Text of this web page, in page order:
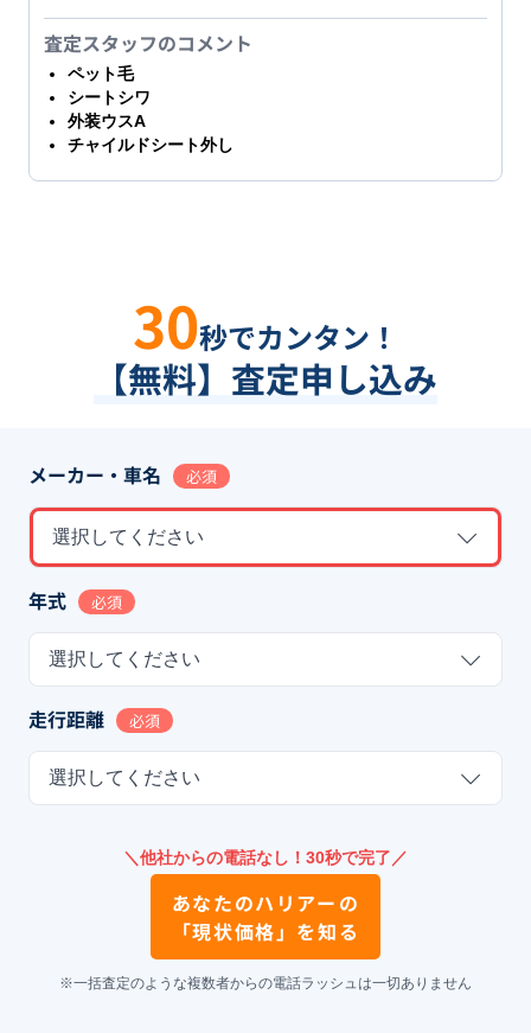
査定スタッフのコメント
ペット毛
シートシワ
外装ウスA
チャイルドシート外し
30秒でカンタン！
【無料】査定申し込み
メーカー・車名 必須
選択してください
年式 必須
選択してください
走行距離 必須
選択してください
＼他社からの電話なし！30秒で完了／
あなたのハリアー の
「現状価格」を知る
※一括査定のような複数者からの電話ラッシュは一切ありません